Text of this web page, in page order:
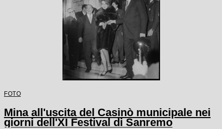
FOTO
Mina all'uscita del Casinò municipale nei
giorni dell'XI Festival di Sanremo